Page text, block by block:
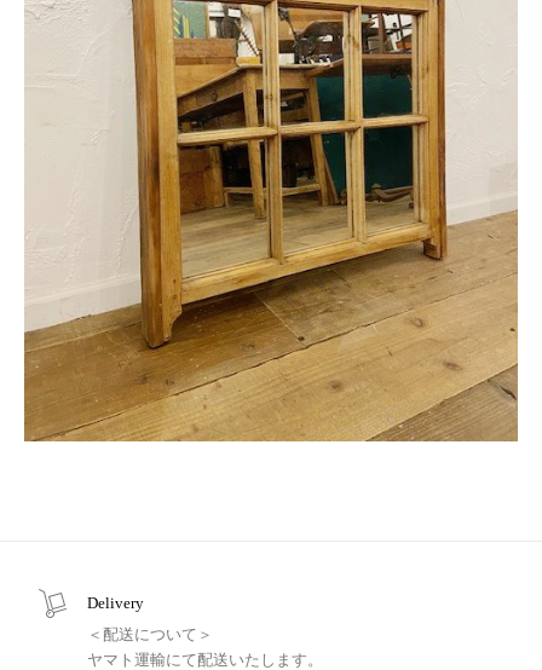
Delivery
＜配送について＞
ヤマト運輸にて配送いたします。